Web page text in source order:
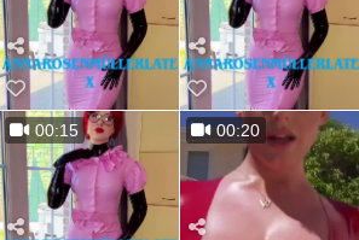
00:15 00:20